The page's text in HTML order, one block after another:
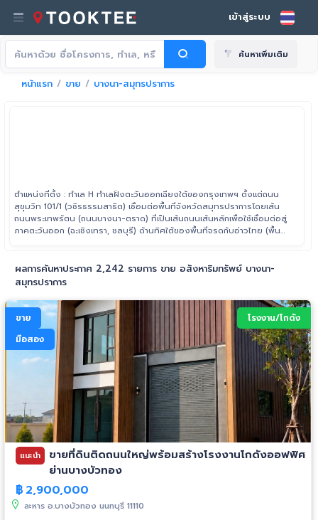
เข้าสู่ระบบ
ค้นหาเพิ่มเติม
หน้าแรก ขาย บางนา-สมุทรปราการ
ตำแหน่งที่ตั้ง : ทำเล H ทำเลฝั่งตะวันออกเฉียงใต้ของกรุงเทพฯ ตั้งแต่ถนน
สุขุมวิท 101/1 (วชิรธรรมสาธิต) เชื่อมต่อพื้นที่จังหวัดสมุทรปราการโดยเส้น
ถนนพระเทพรัตน (ถนนบางนา-ตราด) ที่เป็นเส้นถนนเส้นหลักเพื่อใช้เชื่อมต่อสู่
ภาคตะวันออก (ฉะเชิงเทรา, ชลบุรี) ด้านทิศใต้ของพื้นที่จรดกับอ่าวไทย (พื้นที่
ผลการค้นหาประกาศ 2,242 รายการ ขาย อสังหาริมทรัพย์ บางนา-
สมุทรปราการ
ขาย
มือสอง
โรงงาน/โกดัง
แนะนำ
ขายที่ดินติดถนนใหญ่พร้อมสร้างโรงงานโกดังออฟฟิศ
ย่านบางบัวทอง
฿ 2,900,000
ละหาร อ.บางบัวทอง นนทบุรี 11110